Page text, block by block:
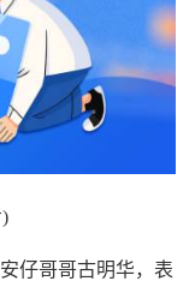
仔哥哥古明华，表